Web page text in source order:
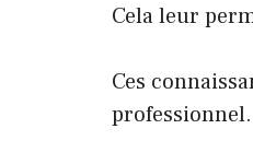
Cela leur
Ces
professionnel.